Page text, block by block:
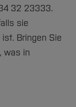
32 23333.
sie
Bringen Sie
was in